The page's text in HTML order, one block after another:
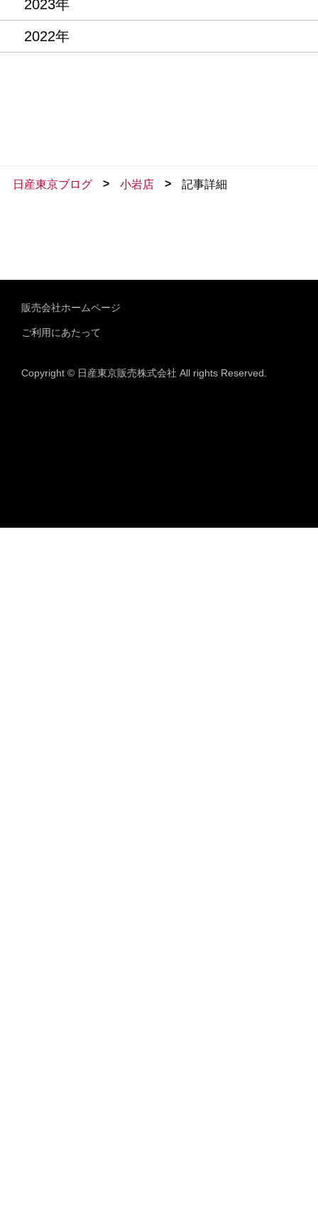
2023年
2022年
日産東京ブログ > 小岩店 > 記事詳細
販売会社ホームページ
ご利用にあたって
Copyright © 日産東京販売株式会社 All rights Reserved.